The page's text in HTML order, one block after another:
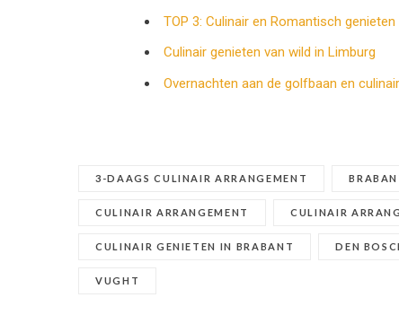
TOP 3: Culinair en Romantisch
Culinair genieten van wild in Limburg
Overnachten aan de golfbaan en
3-DAAGS CULINAIR ARRANGEMENT
CULINAIR ARRANGEMENT CULINAIR
CULINAIR GENIETEN IN BRABANT DEN
VUGHT